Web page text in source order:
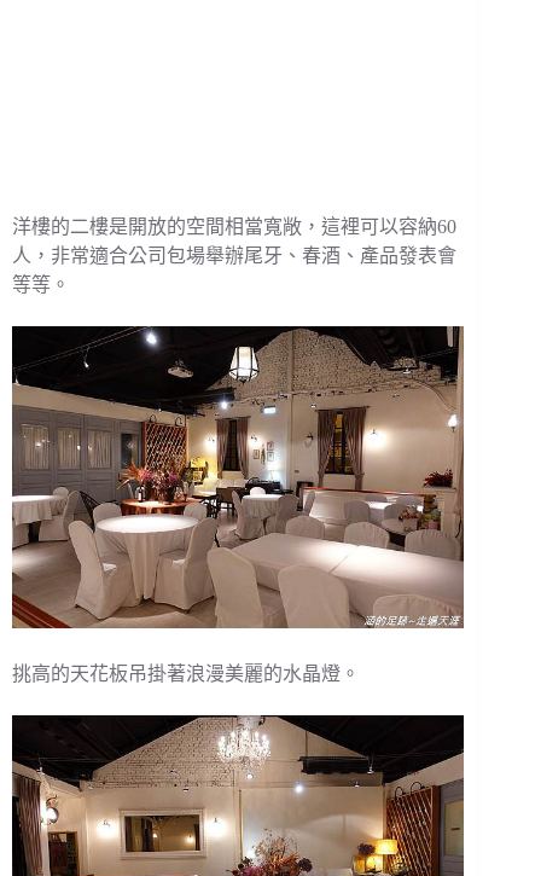
洋樓的二樓是開放的空間相當寬敞，這裡可以容納60
人，非常適合公司包場舉辦尾牙、春酒、產品發表會
等等。
挑高的天花板吊掛著浪漫美麗的水晶燈。